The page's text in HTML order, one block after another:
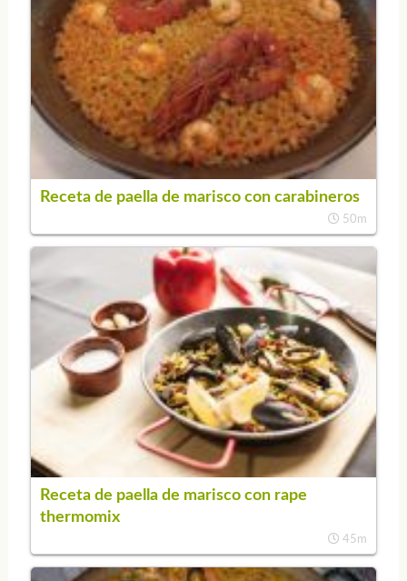
Receta de paella de marisco con carabineros
50m
Receta de paella de marisco con rape
thermomix
45m